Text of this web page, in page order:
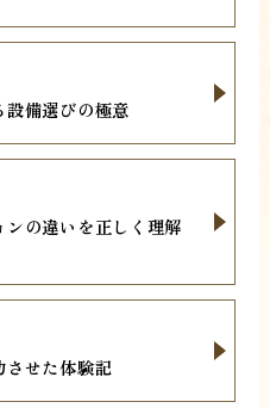
備選びの極意
ンの違いを正しく理解
せた体験記